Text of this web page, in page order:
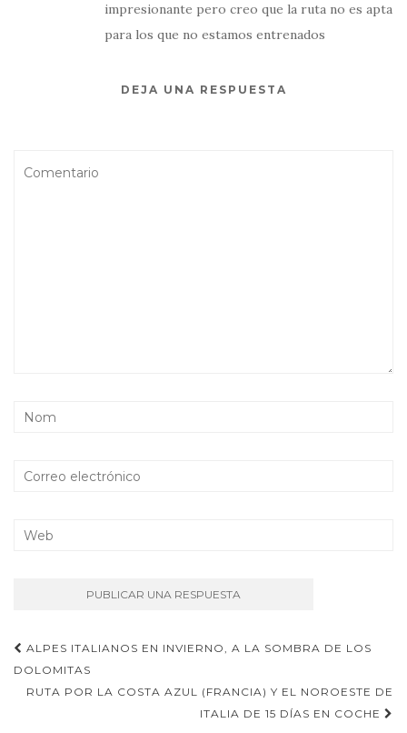
impresionante pero creo que la ruta no es apta
para los que no estamos entrenados
DEJA UNA RESPUESTA
Navegación
de
entradas
ALPES ITALIANOS EN INVIERNO, A LA SOMBRA DE LOS
DOLOMITAS
RUTA POR LA COSTA AZUL (FRANCIA) Y EL NOROESTE DE
ITALIA DE 15 DÍAS EN COCHE